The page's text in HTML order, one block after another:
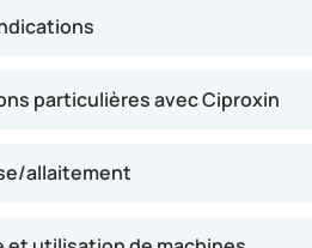
s’il est probablement adapté à
particulières avec Ciproxin
allaitement